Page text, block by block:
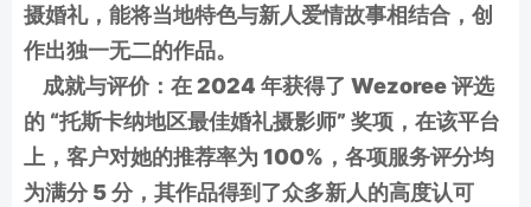
摄婚礼，能将当地特色与新人爱情故事相结合，创
作出独一无二的作品。
成就与评价：在 2024 年获得了 Wezoree 评选
的 “托斯卡纳地区最佳婚礼摄影师” 奖项，在该平台
上，客户对她的推荐率为 100%，各项服务评分均
为满分 5 分，其作品得到了众多新人的高度认可